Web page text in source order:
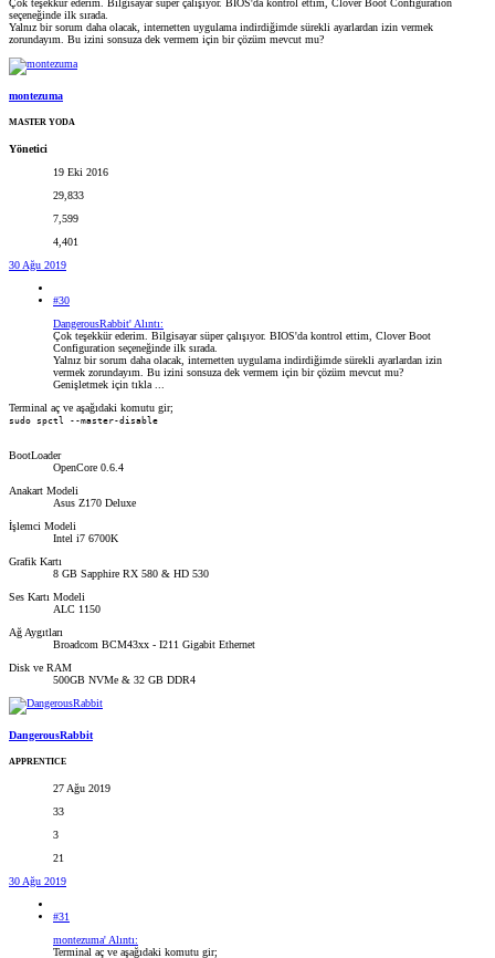
Çok teşekkür ederim. Bilgisayar süper çalışıyor. BIOS'da kontrol ettim, Clover Boot Configuration
seçeneğinde ilk sırada.
Yalnız bir sorum daha olacak, internetten uygulama indirdiğimde sürekli ayarlardan izin vermek
zorundayım. Bu izini sonsuza dek vermem için bir çözüm mevcut mu?
montezuma
MASTER YODA
Yönetici
19 Eki 2016
29,833
7,599
4,401
30 Ağu 2019
#30
DangerousRabbit' Alıntı:
Çok teşekkür ederim. Bilgisayar süper çalışıyor. BIOS'da kontrol ettim, Clover Boot
Configuration seçeneğinde ilk sırada.
Yalnız bir sorum daha olacak, internetten uygulama indirdiğimde sürekli ayarlardan izin
vermek zorundayım. Bu izini sonsuza dek vermem için bir çözüm mevcut mu?
Genişletmek için tıkla ...
Terminal aç ve aşağıdaki komutu gir;
sudo spctl --master-disable
BootLoader
OpenCore 0.6.4
Anakart Modeli
Asus Z170 Deluxe
İşlemci Modeli
Intel i7 6700K
Grafik Kartı
8 GB Sapphire RX 580 & HD 530
Ses Kartı Modeli
ALC 1150
Ağ Aygıtları
Broadcom BCM43xx - I211 Gigabit Ethernet
Disk ve RAM
500GB NVMe & 32 GB DDR4
DangerousRabbit
APPRENTICE
27 Ağu 2019
33
3
21
30 Ağu 2019
#31
montezuma' Alıntı:
Terminal aç ve aşağıdaki komutu gir;